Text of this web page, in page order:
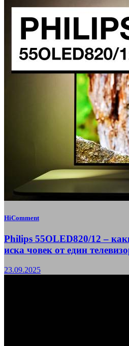
HiComment
Philips 55OLED820/12 –
иска човек от един
23.09.2025